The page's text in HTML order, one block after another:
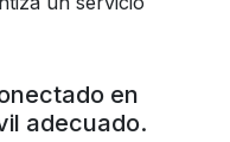
en
adecuado.